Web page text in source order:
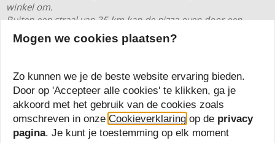
winkel om.
Buiten een straal van 35 km kan de pizza oven door een
professionele vervoerder worden bezorgd. Hieraan zijn kosten
verbonden.
Bekijk volledige omschrijving
Productnummer: ACTAVO-160-NER
Mogen we cookies plaatsen?
Zo kunnen we je de beste website ervaring bieden.
Door op 'Accepteer alle cookies' te klikken, ga je
akkoord met het gebruik van de cookies zoals
omschreven in onze Cookieverklaring op de privacy
pagina. Je kunt je toestemming op elk moment